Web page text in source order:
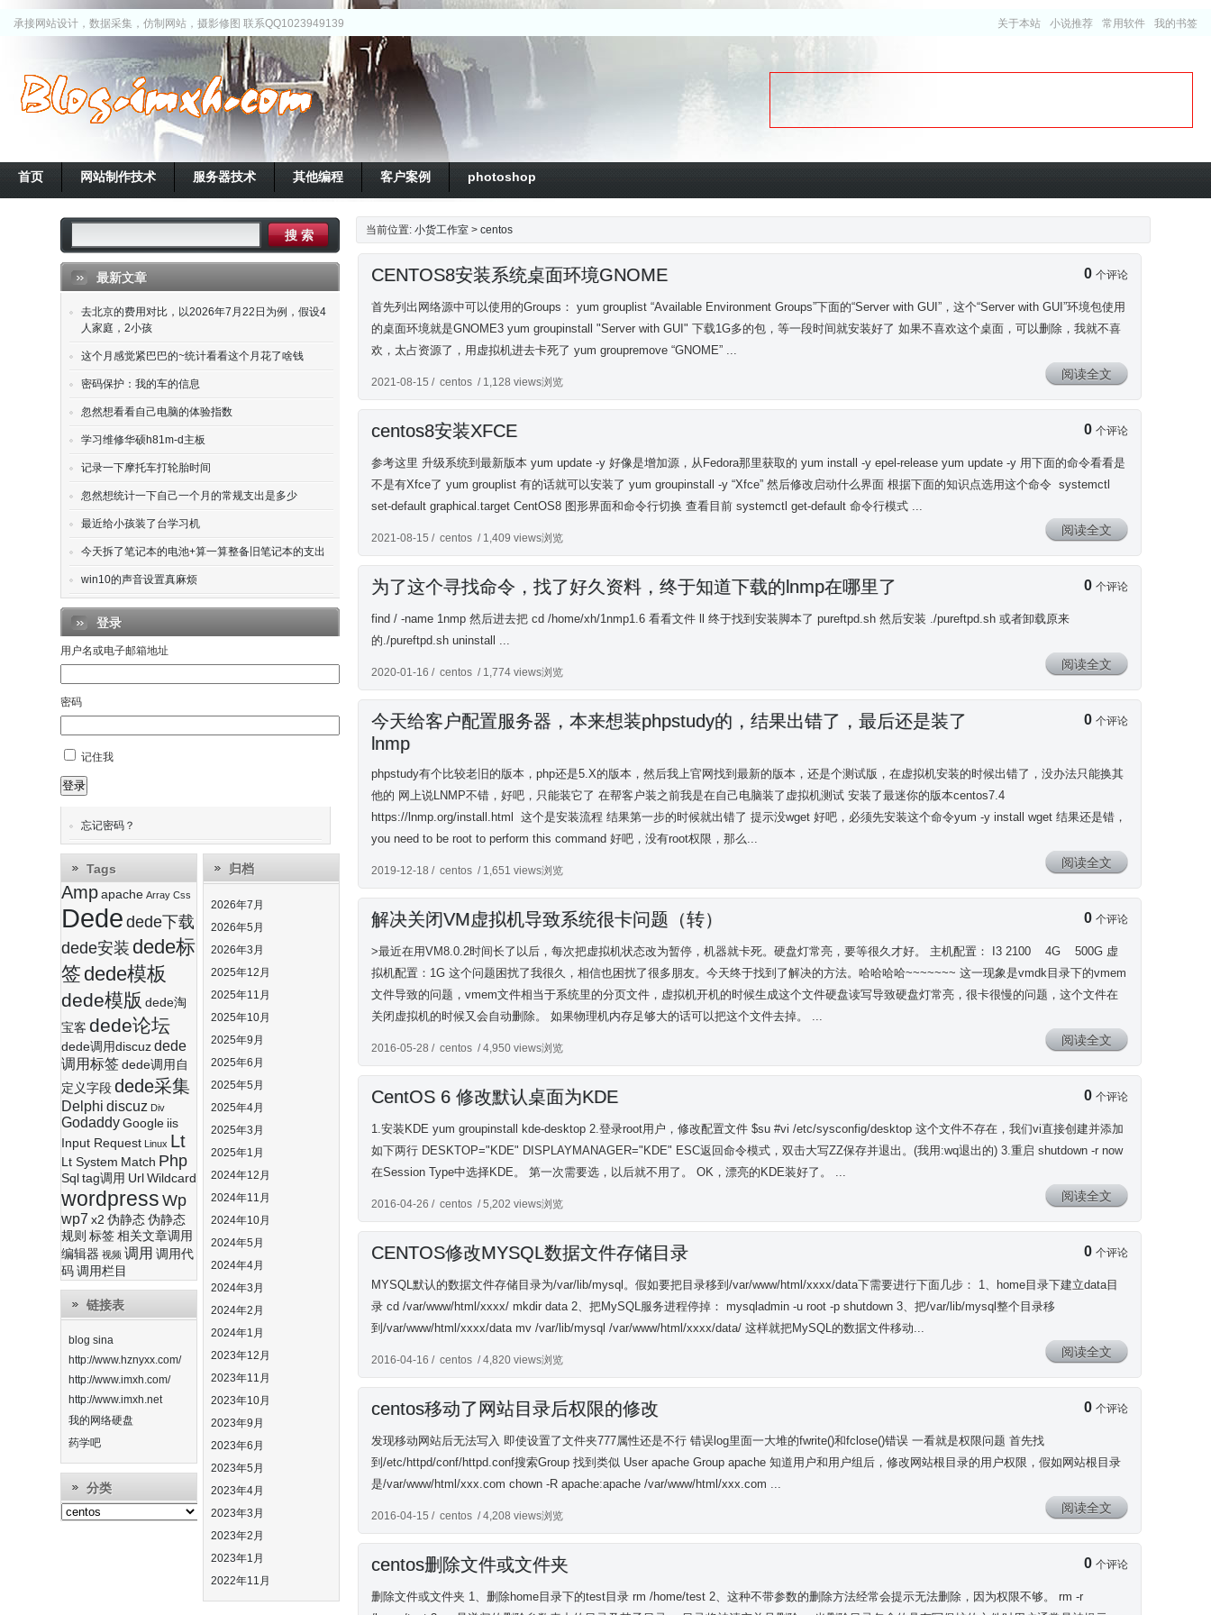
承接网站设计，数据采集，仿制网站，摄影修图 联系QQ1023949139 关于本站 小说推荐 常用软件 我的书签
首页 网站制作技术 服务器技术 其他编程 客户案例 photoshop
当前位置:小货工作室 >centos
CENTOS8安装系统桌面环境GNOME 0个评论
首先列出网络源中可以使用的Groups： yum grouplist “Available Environment Groups”下面的“Server with GUI”，这个“Server with GUI”环境包使用
的桌面环境就是GNOME3 yum groupinstall "Server with GUI" 下载1G多的包，等一段时间就安装好了 如果不喜欢这个桌面，可以删除，我就不喜
欢，太占资源了，用虚拟机进去卡死了 yum groupremove “GNOME” ...
2021-08-15 / centos / 1,128 views浏览
阅读全文
centos8安装XFCE 0个评论
参考这里 升级系统到最新版本 yum update -y 好像是增加源，从Fedora那里获取的 yum install -y epel-release yum update -y 用下面的命令看看是
不是有Xfce了 yum grouplist 有的话就可以安装了 yum groupinstall -y “Xfce” 然后修改启动什么界面 根据下面的知识点选用这个命令 systemctl
set-default graphical.target CentOS8 图形界面和命令行切换 查看目前 systemctl get-default 命令行模式 ...
2021-08-15 / centos / 1,409 views浏览
阅读全文
为了这个寻找命令，找了好久资料，终于知道下载的lnmp在哪里了 0个评论
find / -name 1nmp 然后进去把 cd /home/xh/1nmp1.6 看看文件 ll 终于找到安装脚本了 pureftpd.sh 然后安装 ./pureftpd.sh 或者卸载原来
的./pureftpd.sh uninstall ...
2020-01-16 / centos / 1,774 views浏览
阅读全文
今天给客户配置服务器，本来想装phpstudy的，结果出错了，最后还是装了
lnmp
0个评论
phpstudy有个比较老旧的版本，php还是5.X的版本，然后我上官网找到最新的版本，还是个测试版，在虚拟机安装的时候出错了，没办法只能换其
他的 网上说LNMP不错，好吧，只能装它了 在帮客户装之前我是在自己电脑装了虚拟机测试 安装了最迷你的版本centos7.4
https://lnmp.org/install.html 这个是安装流程 结果第一步的时候就出错了 提示没wget 好吧，必须先安装这个命令yum -y install wget 结果还是错，
you need to be root to perform this command 好吧，没有root权限，那么...
2019-12-18 / centos / 1,651 views浏览
阅读全文
解决关闭VM虚拟机导致系统很卡问题（转） 0个评论
>最近在用VM8.0.2时间长了以后，每次把虚拟机状态改为暂停，机器就卡死。硬盘灯常亮，要等很久才好。 主机配置： I3 2100 4G 500G 虚
拟机配置：1G 这个问题困扰了我很久，相信也困扰了很多朋友。今天终于找到了解决的方法。哈哈哈哈~~~~~~~ 这一现象是vmdk目录下的vmem
文件导致的问题，vmem文件相当于系统里的分页文件，虚拟机开机的时候生成这个文件硬盘读写导致硬盘灯常亮，很卡很慢的问题，这个文件在
关闭虚拟机的时候又会自动删除。 如果物理机内存足够大的话可以把这个文件去掉。 ...
2016-05-28 / centos / 4,950 views浏览
阅读全文
CentOS 6 修改默认桌面为KDE 0个评论
1.安装KDE yum groupinstall kde-desktop 2.登录root用户，修改配置文件 $su #vi /etc/sysconfig/desktop 这个文件不存在，我们vi直接创建并添加
如下两行 DESKTOP="KDE" DISPLAYMANAGER="KDE" ESC返回命令模式，双击大写ZZ保存并退出。(我用:wq退出的) 3.重启 shutdown -r now
在Session Type中选择KDE。 第一次需要选，以后就不用了。 OK，漂亮的KDE装好了。 ...
2016-04-26 / centos / 5,202 views浏览
阅读全文
CENTOS修改MYSQL数据文件存储目录 0个评论
MYSQL默认的数据文件存储目录为/var/lib/mysql。假如要把目录移到/var/www/html/xxxx/data下需要进行下面几步： 1、home目录下建立data目
录 cd /var/www/html/xxxx/ mkdir data 2、把MySQL服务进程停掉： mysqladmin -u root -p shutdown 3、把/var/lib/mysql整个目录移
到/var/www/html/xxxx/data mv /var/lib/mysql /var/www/html/xxxx/data/ 这样就把MySQL的数据文件移动...
2016-04-16 / centos / 4,820 views浏览
阅读全文
centos移动了网站目录后权限的修改 0个评论
发现移动网站后无法写入 即使设置了文件夹777属性还是不行 错误log里面一大堆的fwrite()和fclose()错误 一看就是权限问题 首先找
到/etc/httpd/conf/httpd.conf搜索Group 找到类似 User apache Group apache 知道用户和用户组后，修改网站根目录的用户权限，假如网站根目录
是/var/www/html/xxx.com chown -R apache:apache /var/www/html/xxx.com ...
2016-04-15 / centos / 4,208 views浏览
阅读全文
centos删除文件或文件夹 0个评论
删除文件或文件夹 1、删除home目录下的test目录 rm /home/test 2、这种不带参数的删除方法经常会提示无法删除，因为权限不够。 rm -r
最新文章
去北京的费用对比，以2026年7月22日为例，假设4
人家庭，2小孩
这个月感觉紧巴巴的~统计看看这个月花了啥钱
密码保护：我的车的信息
忽然想看看自己电脑的体验指数
学习维修华硕h81m-d主板
记录一下摩托车打轮胎时间
忽然想统计一下自己一个月的常规支出是多少
最近给小孩装了台学习机
今天拆了笔记本的电池+算一算整备旧笔记本的支出
win10的声音设置真麻烦
登录
用户名或电子邮箱地址
密码
记住我
登录
忘记密码？
Tags
Amp apache Array Css
Dede dede下载
dede安装 dede标
签 dede模板
dede模版 dede淘
宝客 dede论坛
dede调用discuz dede
调用标签 dede调用自
定义字段 dede采集
Delphi discuz Div
Godaddy Google iis
Input Request Linux Lt
Lt System Match Php
Sql tag调用 Url Wildcard
wordpress Wp
wp7 x2 伪静态 伪静态
规则 标签 相关文章调用
编辑器 视频 调用 调用代
码 调用栏目
链接表
blog sina
http://www.hznyxx.com/
http://www.imxh.com/
http://www.imxh.net
我的网络硬盘
药学吧
分类
分
类
归档
2026年7月
2026年5月
2026年3月
2025年12月
2025年11月
2025年10月
2025年9月
2025年6月
2025年5月
2025年4月
2025年3月
2025年1月
2024年12月
2024年11月
2024年10月
2024年5月
2024年4月
2024年3月
2024年2月
2024年1月
2023年12月
2023年11月
2023年10月
2023年9月
2023年6月
2023年5月
2023年4月
2023年3月
2023年2月
2023年1月
2022年11月